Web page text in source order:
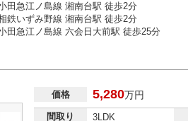
田急江ノ島線 湘南台駅 徒歩2分
鉄いずみ野線 湘南台駅 徒歩2分
田急江ノ島線 六会日大前駅 徒歩25分
価格 5,280万円
間取り 3LDK